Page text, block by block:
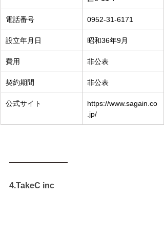
電話番号 0952-31-6171
設立年月日 昭和36年9月
費用 非公表
契約期間 非公表
公式サイト
https://www.sagain.co
.jp/
4.TakeC inc